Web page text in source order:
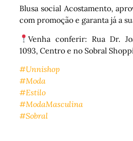
Blusa social Acostamento,
com promoção e garanta já a
Venha conferir: Rua Dr.
1093, Centro e no Sobral
#Unnishop
#Moda
#Estilo
#ModaMasculina
#Sobral